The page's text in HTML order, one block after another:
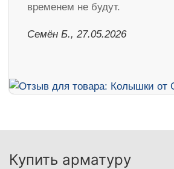
временем не будут.
Семён Б., 27.05.2026
Купить арматуру